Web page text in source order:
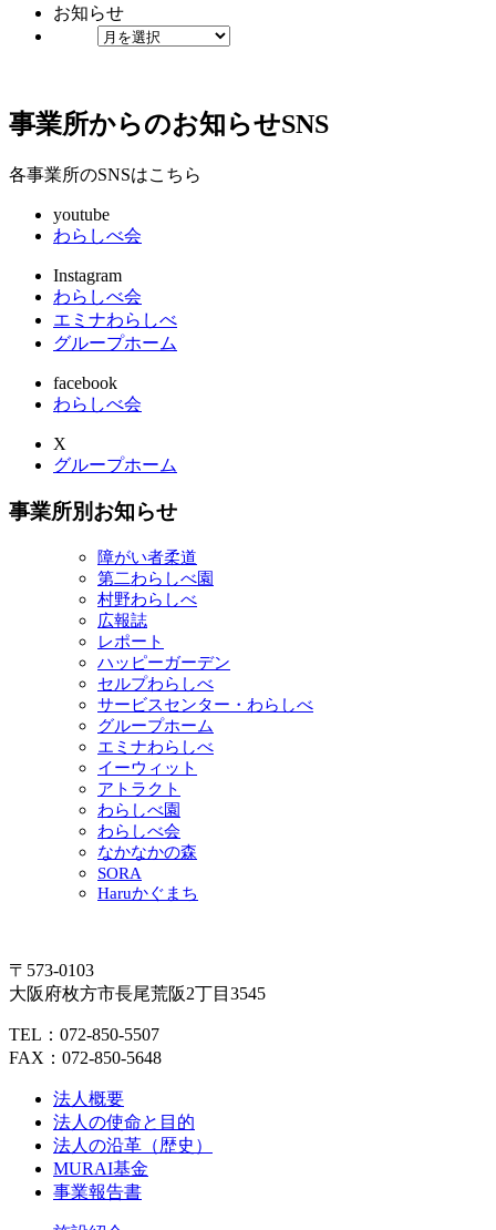
お知らせ
事業所からのお知らせSNS
各事業所のSNSはこちら
youtube
わらしべ会
Instagram
わらしべ会
エミナわらしべ
グループホーム
facebook
わらしべ会
X
グループホーム
事業所別お知らせ
障がい者柔道
第二わらしべ園
村野わらしべ
広報誌
レポート
ハッピーガーデン
セルプわらしべ
サービスセンター・わらしべ
グループホーム
エミナわらしべ
イーウィット
アトラクト
わらしべ園
わらしべ会
なかなかの森
SORA
Haruかぐまち
〒573-0103
大阪府枚方市長尾荒阪2丁目3545
TEL：072-850-5507
FAX：072-850-5648
法人概要
法人の使命と目的
法人の沿革（歴史）
MURAI基金
事業報告書